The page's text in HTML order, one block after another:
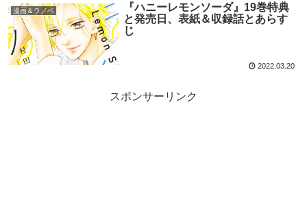
漫画＆ラノベ
『ハニーレモンソーダ』19巻特典
と発売日、表紙＆収録話とあらす
じ
2022.03.20
スポンサーリンク